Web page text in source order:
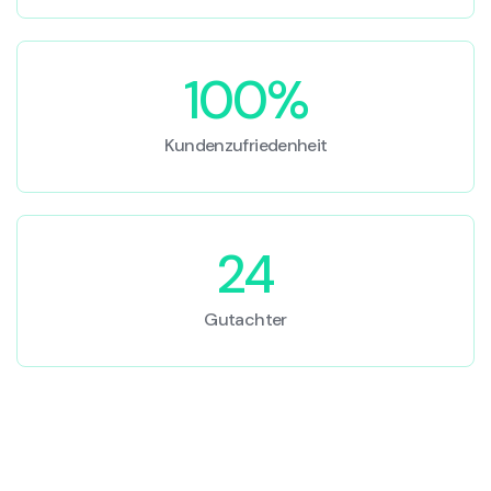
100%
Kundenzufriedenheit
24
Gutachter